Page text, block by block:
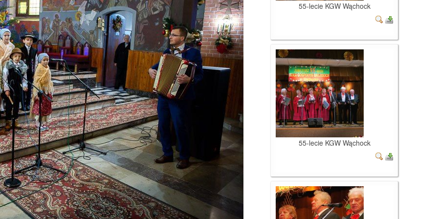
55-lecie KGW Wąchock
55-lecie KGW Wąchock